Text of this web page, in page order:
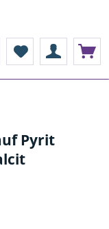
Pyrit